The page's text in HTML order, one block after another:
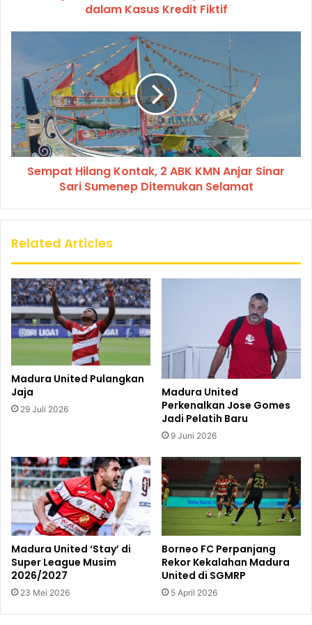
dalam Kasus Kredit Fiktif
Sempat Hilang Kontak, 2 ABK KMN Anjar Sinar
Sari Sumenep Ditemukan Selamat
Related Articles
Madura United Pulangkan
Jaja
29 Juli 2026
Madura United
Perkenalkan Jose Gomes
Jadi Pelatih Baru
9 Juni 2026
Madura United ‘Stay’ di
Super League Musim
2026/2027
23 Mei 2026
Borneo FC Perpanjang
Rekor Kekalahan Madura
United di SGMRP
5 April 2026